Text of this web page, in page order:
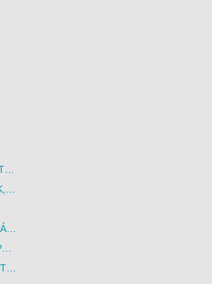
KÖZVETLEN TENGERPARTI SZÁLLÁSOK
ALL INCLUSIVE UTAZÁSOK, NYARALÁSOK
BUSZOS VÁROSLÁTOGATÁSOK
BUSZOS GYEREKBARÁT PROGRAMOK
BUSZOS TÚRÁK, GYALOGTÚRÁK